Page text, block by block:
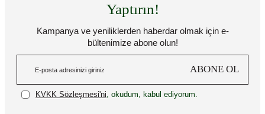
Yaptırın!
Kampanya ve yeniliklerden haberdar olmak için e-
bültenimize abone olun!
ABONE OL
KVKK Sözleşmesi'ni , okudum, kabul ediyorum.